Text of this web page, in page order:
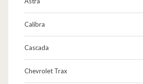
Calibra
Cascada
Chevrolet Trax